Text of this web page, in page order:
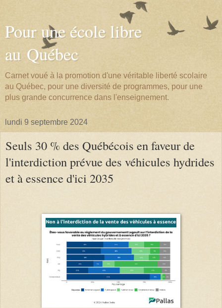
Pour une école libre
au Québec
Carnet voué à la promotion d'une véritable liberté scolaire
au Québec, pour une diversité de programmes, pour une
plus grande concurrence dans l'enseignement.
lundi 9 septembre 2024
Seuls 30 % des Québécois en faveur de
l'interdiction prévue des véhicules hydrides
et à essence d'ici 2035